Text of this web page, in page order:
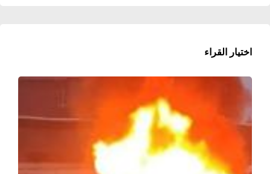
اختيار القراء